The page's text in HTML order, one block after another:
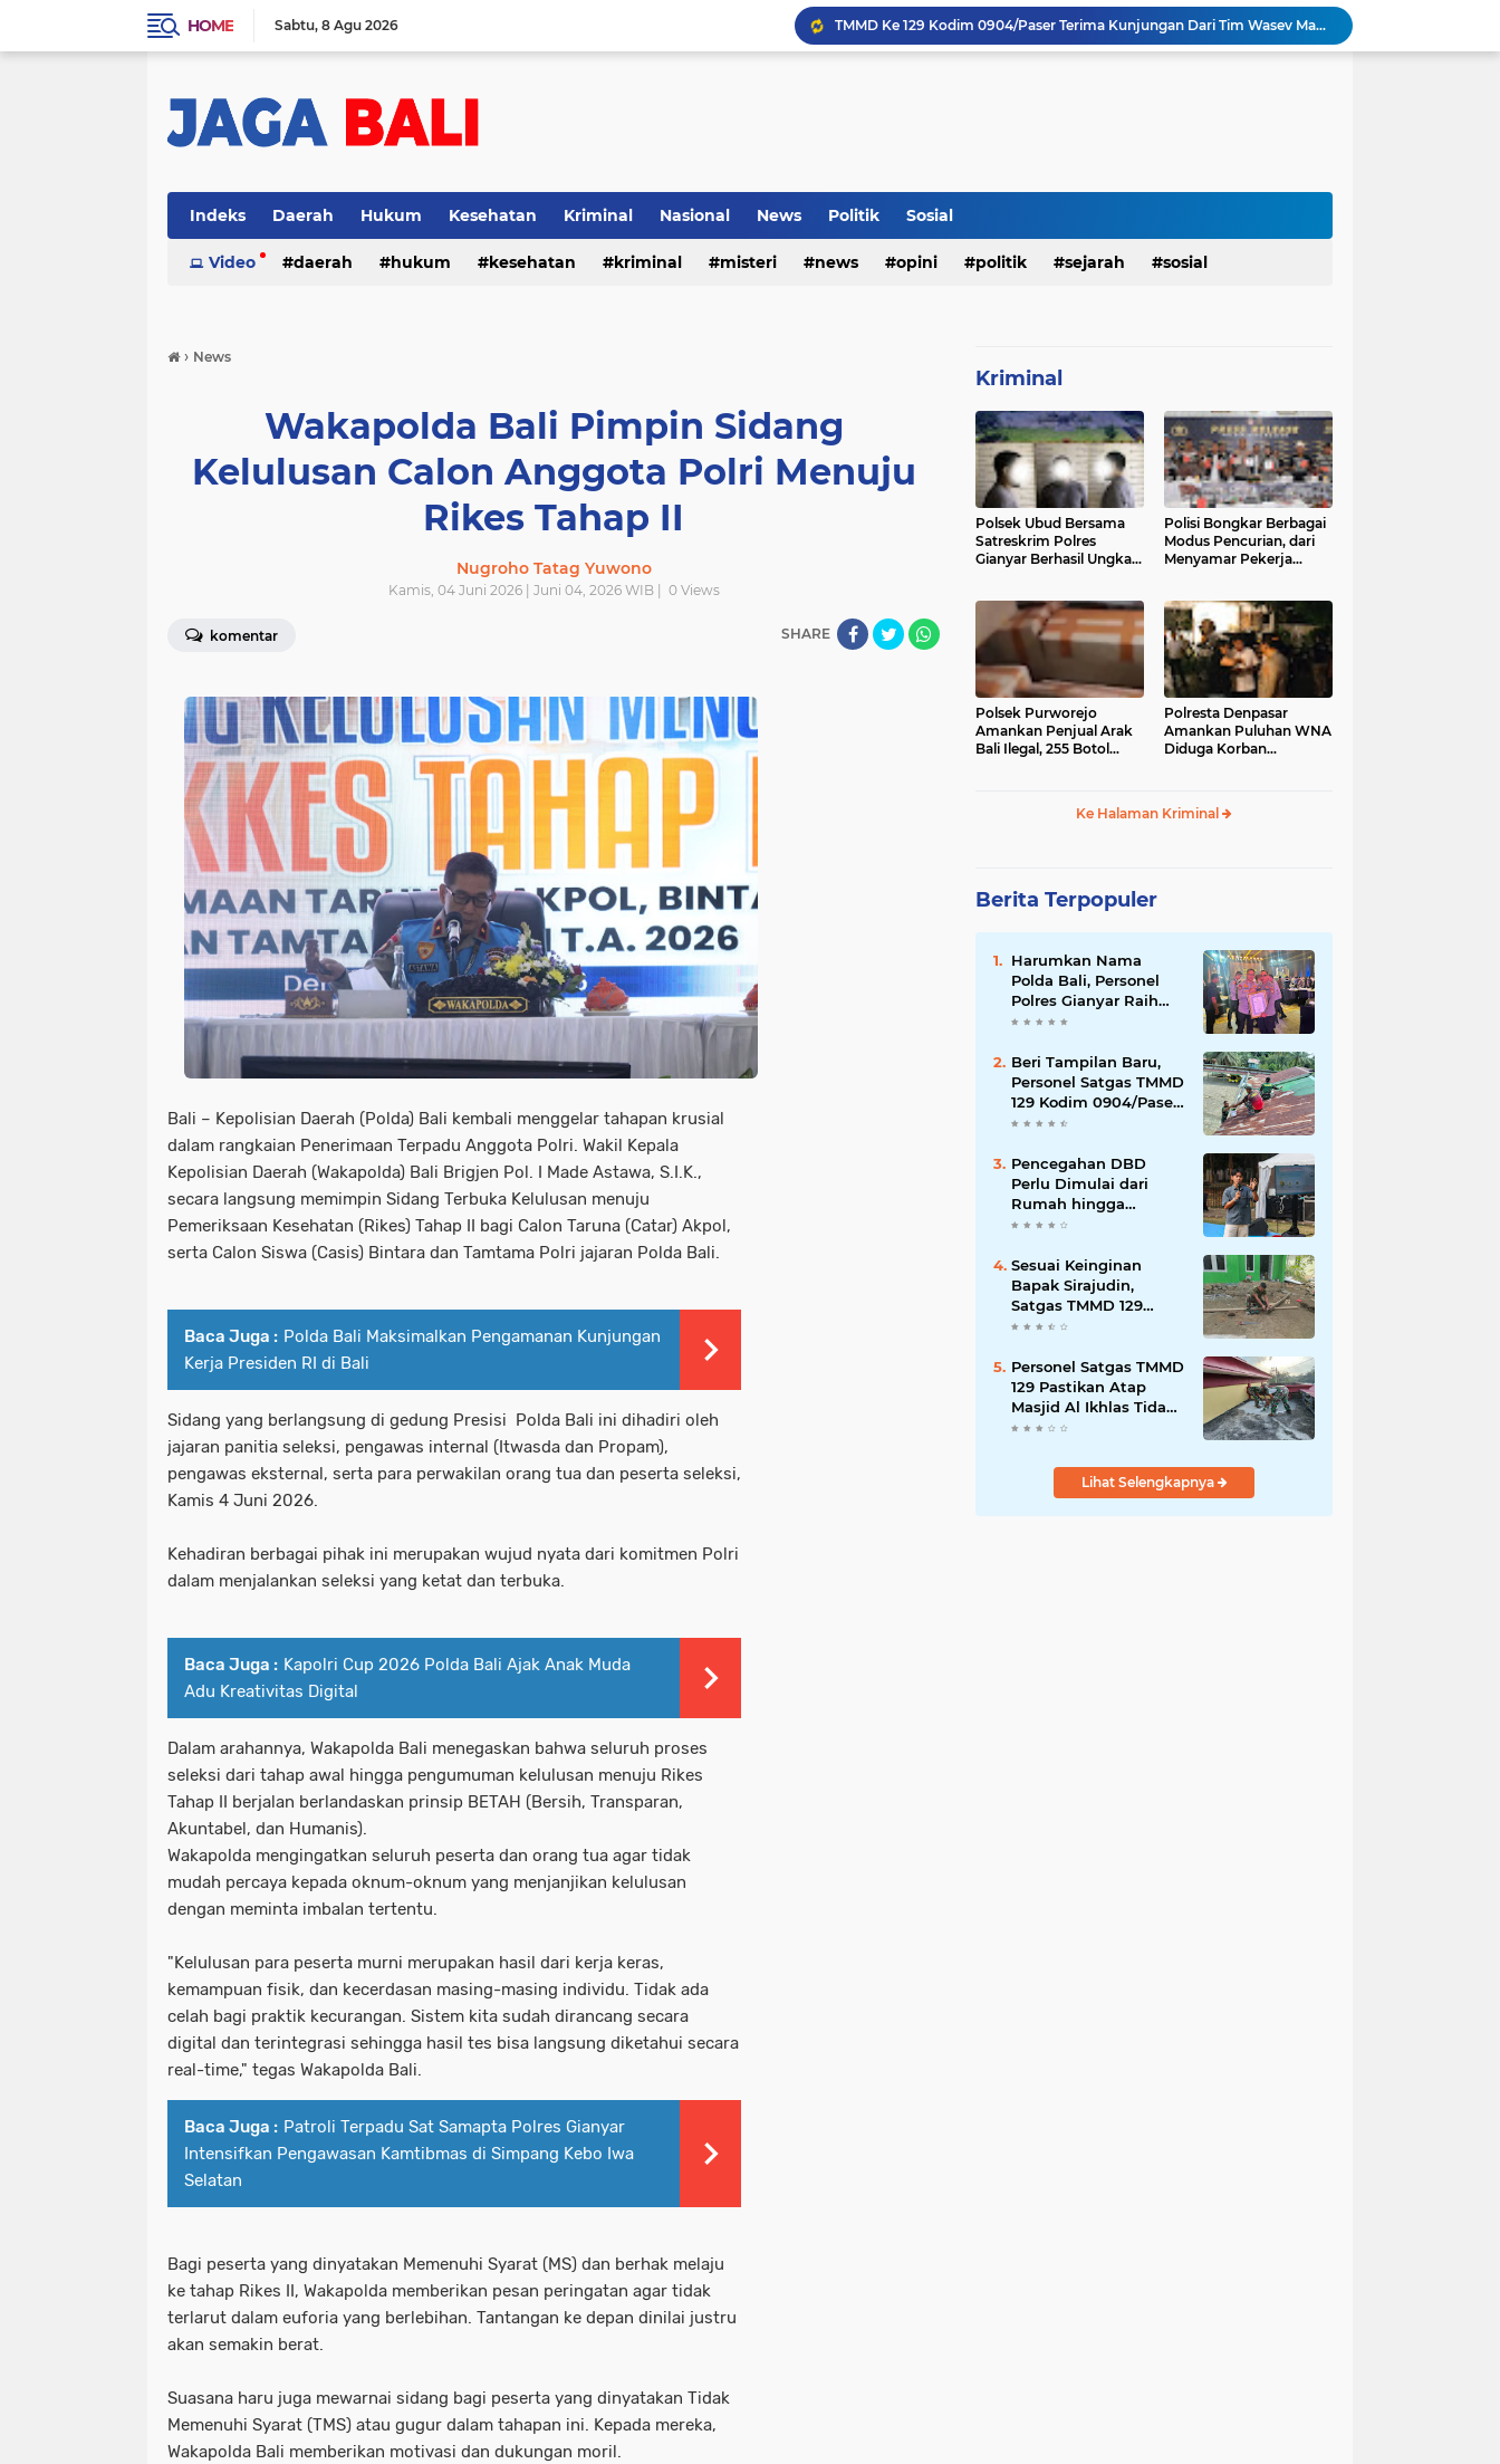
HOME Sabtu 8 Agu 2026
TMMD Ke 129 Kodim 0904/Paser Terima Kunjungan Dari Tim Wasev Mabesad
Personel Satgas TMMD 129 Kodim 0904/Paser Ciptakan Lingkungan Bersih
Rumah Bapak Sirajudin Masuk Fase Finishing Sebelum Diserahkan
Indeks Daerah Hukum Kesehatan Kriminal Nasional News Politik Sosial
Video daerah hukum kesehatan kriminal misteri news opini politik sejarah sosial
› News
Wakapolda Bali Pimpin Sidang
Kelulusan Calon Anggota Polri Menuju
Rikes Tahap II
Nugroho Tatag Yuwono
Kamis, 04 Juni 2026 | Juni 04, 2026 WIB | 0Views
komentar SHARE
Bali – Kepolisian Daerah (Polda) Bali kembali menggelar tahapan krusial
dalam rangkaian Penerimaan Terpadu Anggota Polri. Wakil Kepala
Kepolisian Daerah (Wakapolda) Bali Brigjen Pol. I Made Astawa, S.I.K.,
secara langsung memimpin Sidang Terbuka Kelulusan menuju
Pemeriksaan Kesehatan (Rikes) Tahap II bagi Calon Taruna (Catar) Akpol,
serta Calon Siswa (Casis) Bintara dan Tamtama Polri jajaran Polda Bali.
Baca Juga : Polda Bali Maksimalkan Pengamanan Kunjungan
Kerja Presiden RI di Bali
Sidang yang berlangsung di gedung Presisi Polda Bali ini dihadiri oleh
jajaran panitia seleksi, pengawas internal (Itwasda dan Propam),
pengawas eksternal, serta para perwakilan orang tua dan peserta seleksi,
Kamis 4 Juni 2026.
Kehadiran berbagai pihak ini merupakan wujud nyata dari komitmen Polri
dalam menjalankan seleksi yang ketat dan terbuka.
Baca Juga : Kapolri Cup 2026 Polda Bali Ajak Anak Muda
Adu Kreativitas Digital
Dalam arahannya, Wakapolda Bali menegaskan bahwa seluruh proses
seleksi dari tahap awal hingga pengumuman kelulusan menuju Rikes
Tahap II berjalan berlandaskan prinsip BETAH (Bersih, Transparan,
Akuntabel, dan Humanis).
Wakapolda mengingatkan seluruh peserta dan orang tua agar tidak
mudah percaya kepada oknum-oknum yang menjanjikan kelulusan
dengan meminta imbalan tertentu.
"Kelulusan para peserta murni merupakan hasil dari kerja keras,
kemampuan fisik, dan kecerdasan masing-masing individu. Tidak ada
celah bagi praktik kecurangan. Sistem kita sudah dirancang secara
digital dan terintegrasi sehingga hasil tes bisa langsung diketahui secara
real-time," tegas Wakapolda Bali.
Baca Juga : Patroli Terpadu Sat Samapta Polres Gianyar
Intensifkan Pengawasan Kamtibmas di Simpang Kebo Iwa
Selatan
Bagi peserta yang dinyatakan Memenuhi Syarat (MS) dan berhak melaju
ke tahap Rikes II, Wakapolda memberikan pesan peringatan agar tidak
terlarut dalam euforia yang berlebihan. Tantangan ke depan dinilai justru
akan semakin berat.
Suasana haru juga mewarnai sidang bagi peserta yang dinyatakan Tidak
Memenuhi Syarat (TMS) atau gugur dalam tahapan ini. Kepada mereka,
Wakapolda Bali memberikan motivasi dan dukungan moril.
Kriminal
Polsek Ubud Bersama
Satreskrim Polres
Gianyar Berhasil Ungkap
Polisi Bongkar Berbagai
Modus Pencurian, dari
Menyamar Pekerja
Polsek Purworejo
Amankan Penjual Arak
Bali Ilegal, 255 Botol
Polresta Denpasar
Amankan Puluhan WNA
Diduga Korban
Ke Halaman Kriminal
Berita Terpopuler
Harumkan Nama
Polda Bali, Personel
Polres Gianyar Raih
Penghargaan
Beri Tampilan Baru,
Personel Satgas TMMD
129 Kodim 0904/Paser
Cat Atap Rumah
Pencegahan DBD
Perlu Dimulai dari
Rumah hingga
Lingkungan Sekolah
Sesuai Keinginan
Bapak Sirajudin,
Satgas TMMD 129
Ubah Tampilan
Personel Satgas TMMD
129 Pastikan Atap
Masjid Al Ikhlas Tidak
Bocor Lagi
Lihat Selengkapnya